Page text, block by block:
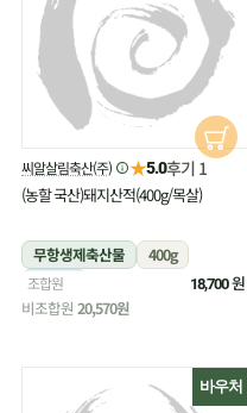
씨알살림축산(주) ★5.0후기 1
(농할 국산)돼지산적(400g/목살)
무항생제축산물
400g
냉장
조합원 18,700원
비조합원 20,570원
바우처